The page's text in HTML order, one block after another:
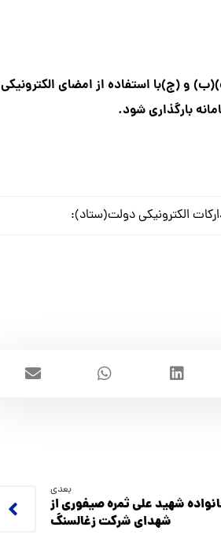
و (ج)با استفاده از امضای الکترونیکی
بارگذاری شود.
الکترونیکی دولت(ستاد):
بعدی
شهيد علي ثمره صيفوري از
شهداي شركت زغالسنگ